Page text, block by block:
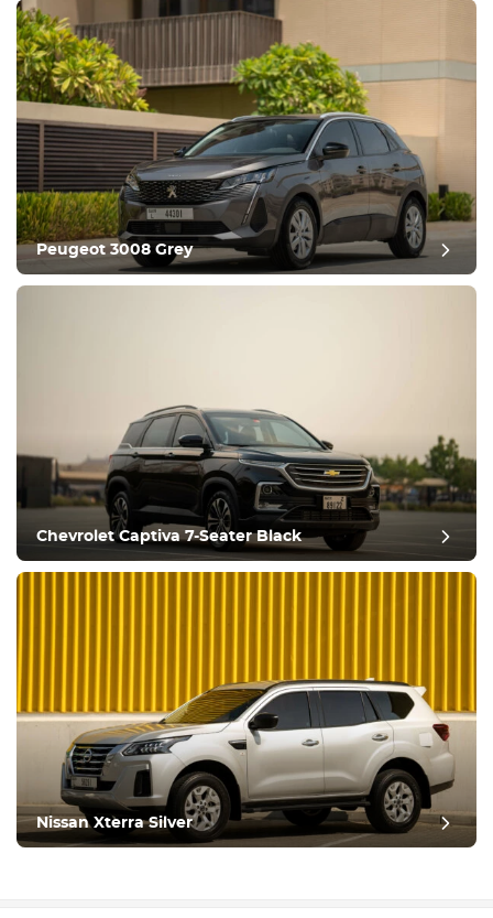
Efteranmeldelse
Peugeot 3008 Grey
Chevrolet Captiva 7-Seater Black
Nissan Xterra Silver